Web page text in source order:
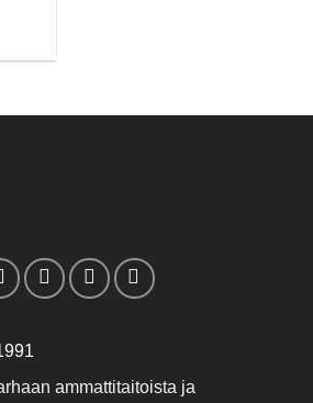
ammattitaitoista ja